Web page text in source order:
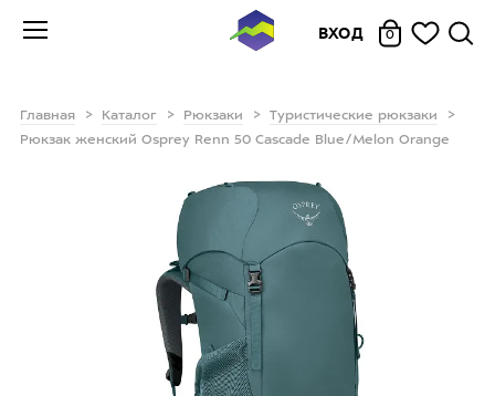
ВХОД 0
Главная Каталог Рюкзаки
Туристические рюкзаки
Рюкзак женский Osprey Renn 50 Cascade Blue/Melon Orange